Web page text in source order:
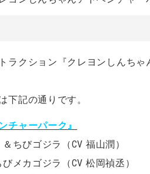
ラクション『クレヨンしんち
下記の通りです。
チャーパーク』
ちびゴジラ（CV 福山潤）
メカゴジラ（CV 松岡禎丞）